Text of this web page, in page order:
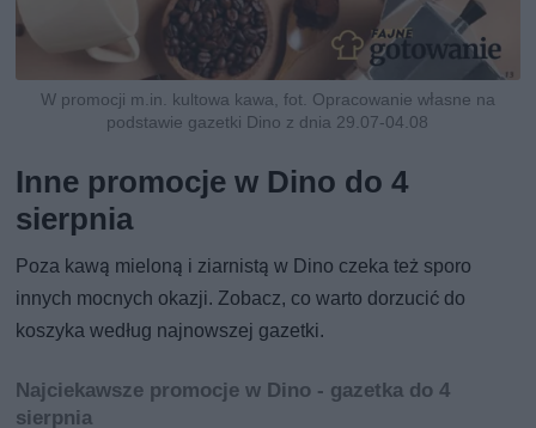
W promocji m.in. kultowa kawa, fot. Opracowanie własne na
podstawie gazetki Dino z dnia 29.07-04.08
Inne promocje w Dino do 4
sierpnia
Poza kawą mieloną i ziarnistą w Dino czeka też sporo
innych mocnych okazji. Zobacz, co warto dorzucić do
koszyka według najnowszej gazetki.
Najciekawsze promocje w Dino - gazetka do 4
sierpnia